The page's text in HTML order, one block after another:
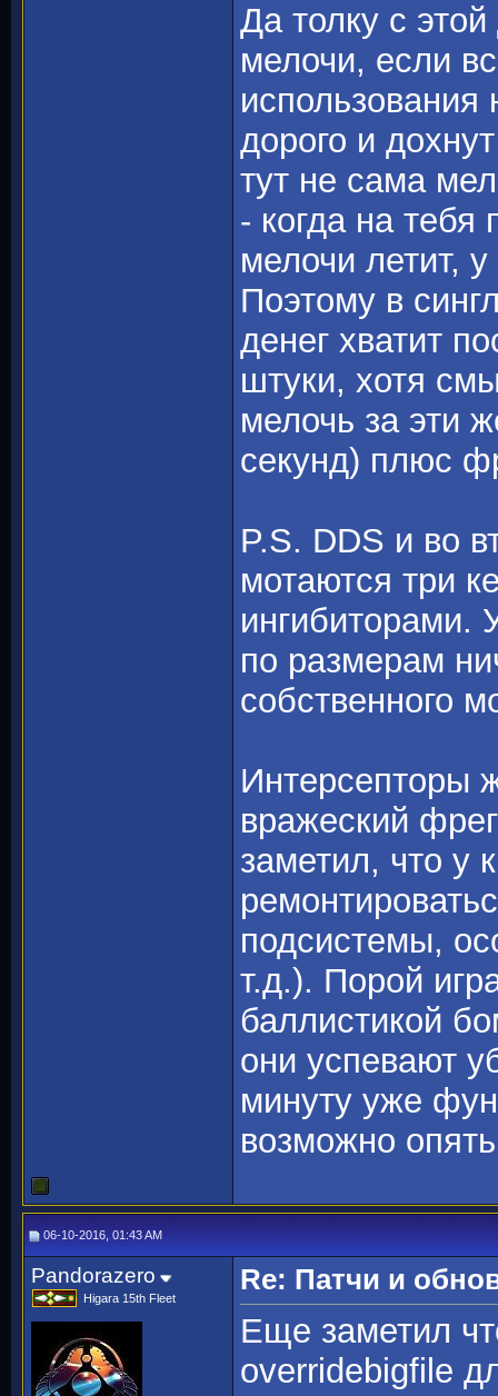
Да толку с
мелочи, если
использования
дорого и
тут не сама
- когда на тебя
мелочи летит,
Поэтому в
денег хватит
штуки, хотя
мелочь за эти
секунд) плюс
P.S. DDS и во
мотаются три
ингибиторами.
по размерам
собственного
Интерсепторы
вражеский
заметил, что у
подсистемы,
т.д.). Порой
баллистикой
они успевают
минуту уже
возможно
06-10-2016, 01:43 AM
Pandorazero
Higara 15th Fleet
Re: Патчи и
Еще заметил
overridebigfile